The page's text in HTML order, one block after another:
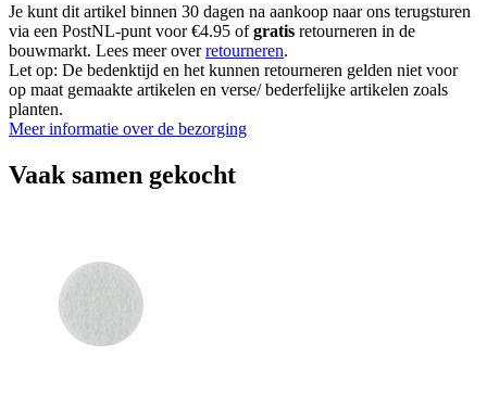
Je kunt dit artikel binnen 30 dagen na aankoop naar ons terugsturen
via een PostNL-punt voor €4.95 ofgratis retourneren in de
bouwmarkt. Lees meer overretourneren.
Let op: De bedenktijd en het kunnen retourneren gelden niet voor
op maat gemaakte artikelen en verse/ bederfelijke artikelen zoals
planten.
Meer informatie over de bezorging
Vaak samen gekocht